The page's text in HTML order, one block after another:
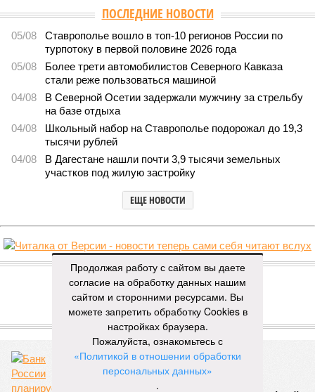
ПОСЛЕДНИЕ НОВОСТИ
05/08
Ставрополье вошло в топ-10 регионов России по
турпотоку в первой половине 2026 года
05/08
Более трети автомобилистов Северного Кавказа
стали реже пользоваться машиной
04/08
В Северной Осетии задержали мужчину за стрельбу
на базе отдыха
04/08
Школьный набор на Ставрополье подорожал до 19,3
тысячи рублей
04/08
В Дагестане нашли почти 3,9 тысячи земельных
участков под жилую застройку
ЕЩЕ НОВОСТИ
НОВОСТИ ПАРТНЕРОВ
Новости smi2.ru
ЕЩЕ ИЗ РАЗДЕЛА «БИЗНЕС»
Продолжая работу с сайтом вы даете
согласие на обработку данных нашим
сайтом и сторонними ресурсами. Вы
можете запретить обработку Cookies в
настройках браузера.
Пожалуйста, ознакомьтесь с
«Политикой в отношении обработки
персональных данных»
.